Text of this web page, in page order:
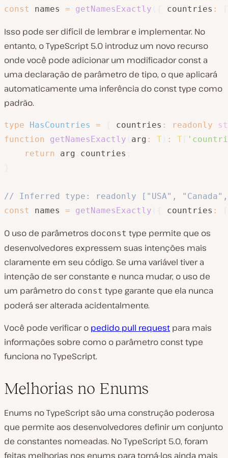
const
names = getNamesExactly countries :
Isso pode ser difícil de lembrar e implementar. No
entanto, o TypeScript 5.0 introduz um novo recurso
onde você pode adicionar um modificador const a
uma declaração de parâmetro de tipo, o que aplicará
automaticamente uma inferência do const type como
padrão.
type HasCountries = countries : readonly
function
getNamesExactly arg : T : T
return arg countries
// Inferred type: readonly ["USA",
const
names = getNamesExactly countries :
O uso de parâmetros doconst type permite que os
desenvolvedores expressem suas intenções mais
claramente em seu código. Se uma variável tiver a
intenção de ser constante e nunca mudar, o uso de
um parâmetro do const type garante que ela nunca
poderá ser alterada acidentalmente.
Você pode verificar o pedido pull request para mais
informações sobre como o parâmetro const type
funciona no TypeScript.
Melhorias no Enums
Enums no TypeScript são uma construção poderosa
que permite aos desenvolvedores definir um conjunto
de constantes nomeadas. No TypeScript 5.0, foram
feitas melhorias nos enums para torná-los ainda mais